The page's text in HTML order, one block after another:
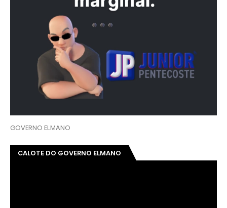
GOVERNO ELMANO
CALOTE DO GOVERNO ELMANO